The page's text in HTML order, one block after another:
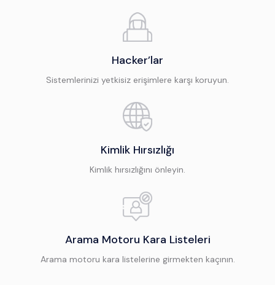
Hacker’lar
Sistemlerinizi yetkisiz erişimlere karşı koruyun.
Kimlik Hırsızlığı
Kimlik hırsızlığını önleyin.
Arama Motoru Kara Listeleri
Arama motoru kara listelerine girmekten kaçının.